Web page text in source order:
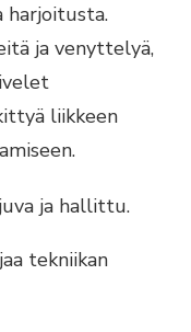
harjoitusta.
ja venyttelyä,
liikkeen
ja hallittu.
tekniikan